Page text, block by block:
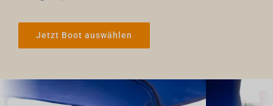
Jetzt Boot auswählen